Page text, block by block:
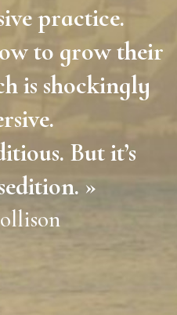
practice.
to grow their
is shockingly
But it’s
»